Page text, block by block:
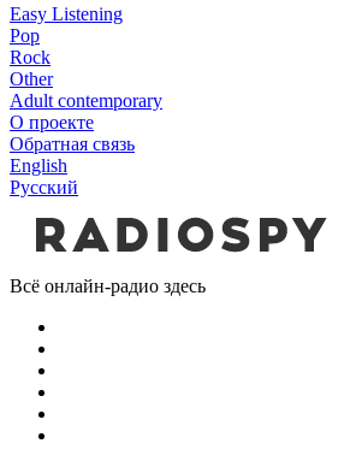
Easy Listening
Pop
Rock
Other
Adult contemporary
О проекте
Обратная связь
English
Русский
Всё онлайн-радио здесь